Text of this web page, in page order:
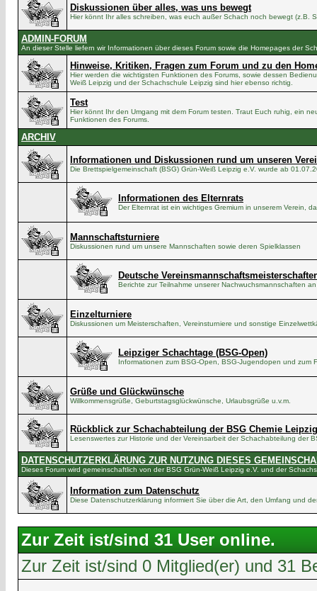
Diskussionen über alles, was uns bewegt
Hier könnt Ihr alles schreiben, was euch außer Schach noch bewegt (z.B.
ADMIN-FORUM
An dieser Stelle liefern wir Informationen über dieses Forum sowie die Homepages der
Hinweise, Kritiken, Fragen zum Forum und zu den
Hier werden die wichtigsten Funktionen des Forums, sowie dessen
Weiß Leipzig und der Schachschule Leipzig sind hier ebenso richtig.
Test
Hier könnt Ihr den Umgang mit dem Forum testen. Traut Euch ruhig, ein
Funktionen des Forums.
ARCHIV
Informationen und Diskussionen rund um unseren
Die Brettspielgemeinschaft (BSG) Grün-Weiß Leipzig e.V. wurde ab
Informationen des Elternrats
Der Elternrat ist ein wichtiges Gremium in unserem Verein,
Mannschaftsturniere
Diskussionen rund um unsere Mannschaften sowie deren Spielklassen
Deutsche
Berichte zur Teilnahme unserer Nachwuchsmannschaften
Einzelturniere
Diskussionen um Meisterschaften, Vereinsturniere und sonstige
Leipziger Schachtage (BSG-Open)
Informationen zum BSG-Open, BSG-Jugendopen und zum
Grüße und Glückwünsche
Willkommensgrüße, Geburtstagsglückwünsche, Urlaubsgrüße u.v.m.
Rückblick zur Schachabteilung der BSG Chemie Leipzig
Lesenswertes zur Historie und der Vereinsarbeit der Schachabteilung der
DATENSCHUTZERKLÄRUNG ZUR NUTZUNG DIESES
Dieses Forum wird gemeinschaftlich von der BSG Grün-Weiß Leipzig e.V. und der
Information zum Datenschutz
Diese Datenschutzerklärung informiert Sie über die Art, den Umfang und
Zur Zeit ist/sind 31 User online.
Zur Zeit ist/sind 0 Mitglied(er) und 31